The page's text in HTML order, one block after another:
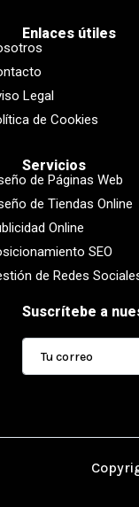
Enlaces útiles
Legal
de Cookies
Servicios
de Páginas Web
de Tiendas Online
Online
SEO
de Redes
Suscrítebe a